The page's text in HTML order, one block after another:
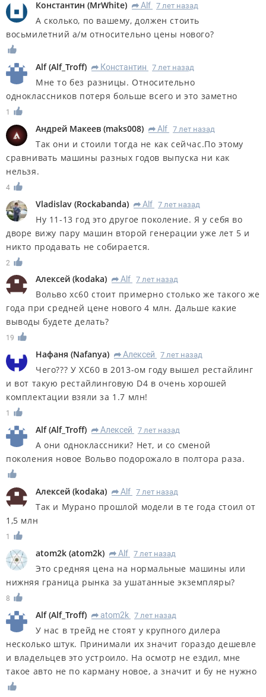
Константин (MrWhite) R Alf 7 лет назад
А сколько, по вашему, должен стоить
восьмилетний а/м относительно цены нового?
Alf(Alf_Troff) R Константин 7 лет назад
Мне то без разницы. Относительно
одноклассников потеря больше всего и это заметно
1
Андрей Макеев (maks008) R Alf 7 лет назад
Так они и стоили тогда не как сейчас.По этому
сравнивать машины разных годов выпуска ни как
нельзя.
4
Vladislav (Rockabanda) R Alf 7 лет назад
Ну 11-13 год это другое поколение. Я у себя во
дворе вижу пару машин второй генерации уже лет 5 и
никто продавать не собирается.
2
Алексей (kodaka) R Alf 7 лет назад
Вольво xc60 стоит примерно столько же такого же
года при средней цене нового 4 млн. Дальше какие
выводы будете делать?
19
Нафаня (Nafanya) R Алексей 7 лет назад
Чего??? У XC60 в 2013-ом году вышел рестайлинг
и вот такую рестайлинговую D4 в очень хорошей
комплектации взяли за 1.7 млн!
1
Alf(Alf_Troff) R Алексей 7 лет назад
А они одноклассники? Нет, и со сменой
поколения новое Вольво подорожало в полтора раза.
Алексей (kodaka) R Alf 7 лет назад
Так и Мурано прошлой модели в те года стоил от
1,5 млн
1
atom2k (atom2k) R Alf 7 лет назад
Это средняя цена на нормальные машины или
нижняя граница рынка за ушатанные экземпляры?
8
Alf(Alf_Troff) R atom2k 7 лет назад
У нас в трейд не стоят у крупного дилера
несколько штук. Принимали их значит гораздо дешевле
и владельцев это устроило. На осмотр не ездил, мне
такое авто не по карману новое, а значит и бу не нужно